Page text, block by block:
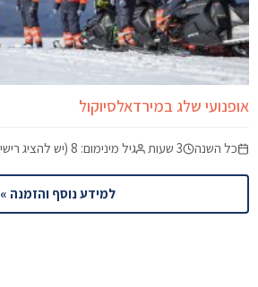
אופנועי שלג במירדאלסיוקול
כל השנה 3 שעות גיל מינימום: 8 (יש להציג רישיון נהיגה כדי לנהוג באופנוע)
למידע נוסף והזמנה »